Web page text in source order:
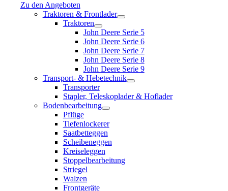
Zu den Angeboten
Traktoren & Frontlader
Traktoren
John Deere Serie 5
John Deere Serie 6
John Deere Serie 7
John Deere Serie 8
John Deere Serie 9
Transport- & Hebetechnik
Transporter
Stapler, Teleskoplader & Hoflader
Bodenbearbeitung
Pflüge
Tiefenlockerer
Saatbetteggen
Scheibeneggen
Kreiseleggen
Stoppelbearbeitung
Striegel
Walzen
Frontgeräte